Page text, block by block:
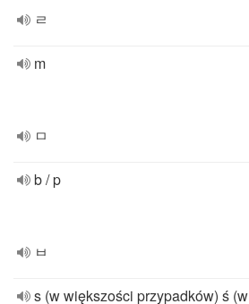
ㄹ
m
ㅁ
b / p
ㅂ
s (w większości przypadków) ś (w